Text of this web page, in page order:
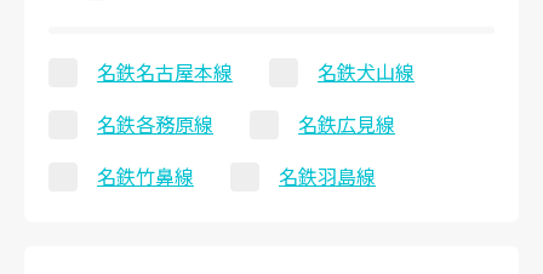
名鉄名古屋本線
名鉄犬山線
名鉄各務原線
名鉄広見線
名鉄竹鼻線
名鉄羽島線